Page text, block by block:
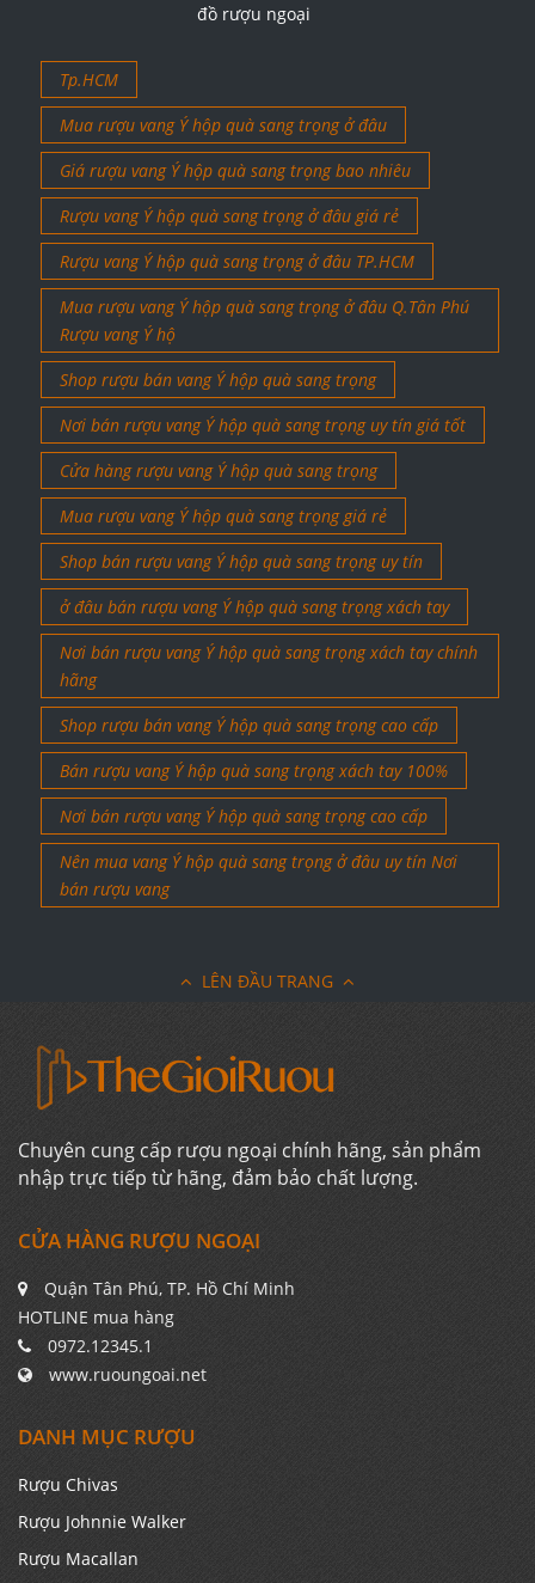
đồ rượu ngoại
Tp.HCM
Mua rượu vang Ý hộp quà sang trọng ở đâu
Giá rượu vang Ý hộp quà sang trọng bao nhiêu
Rượu vang Ý hộp quà sang trọng ở đâu giá rẻ
Rượu vang Ý hộp quà sang trọng ở đâu TP.HCM
Mua rượu vang Ý hộp quà sang trọng ở đâu Q.Tân Phú
Rượu vang Ý hộ
Shop rượu bán vang Ý hộp quà sang trọng
Nơi bán rượu vang Ý hộp quà sang trọng uy tín giá tốt
Cửa hàng rượu vang Ý hộp quà sang trọng
Mua rượu vang Ý hộp quà sang trọng giá rẻ
Shop bán rượu vang Ý hộp quà sang trọng uy tín
ở đâu bán rượu vang Ý hộp quà sang trọng xách tay
Nơi bán rượu vang Ý hộp quà sang trọng xách tay chính
hãng
Shop rượu bán vang Ý hộp quà sang trọng cao cấp
Bán rượu vang Ý hộp quà sang trọng xách tay 100%
Nơi bán rượu vang Ý hộp quà sang trọng cao cấp
Nên mua vang Ý hộp quà sang trọng ở đâu uy tín Nơi
bán rượu vang
LÊN ĐẦU TRANG
Chuyên cung cấp rượu ngoại chính hãng, sản phẩm
nhập trực tiếp từ hãng, đảm bảo chất lượng.
CỬA HÀNG RƯỢU NGOẠI
Quận Tân Phú, TP. Hồ Chí Minh
HOTLINE mua hàng
0972.12345.1
www.ruoungoai.net
DANH MỤC RƯỢU
Rượu Chivas
Rượu Johnnie Walker
Rượu Macallan